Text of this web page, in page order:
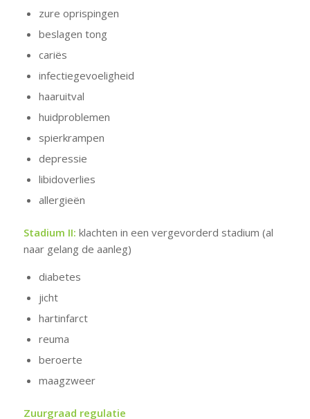
zure oprispingen
beslagen tong
cariës
infectiegevoeligheid
haaruitval
huidproblemen
spierkrampen
depressie
libidoverlies
allergieën
Stadium II: klachten in een vergevorderd stadium (al
naar gelang de aanleg)
diabetes
jicht
hartinfarct
reuma
beroerte
maagzweer
Zuurgraad regulatie